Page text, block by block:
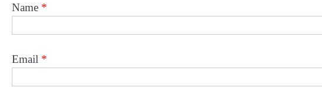
Name *
Email *